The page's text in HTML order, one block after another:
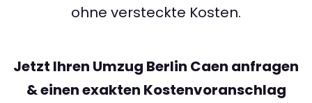
ohne versteckte Kosten.
Jetzt Ihren Umzug Berlin Caen anfragen
& einen exakten Kostenvoranschlag